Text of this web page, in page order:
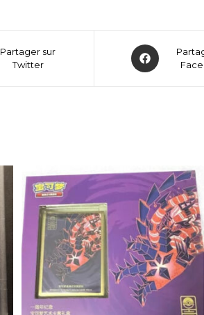
Partager sur
Twitter